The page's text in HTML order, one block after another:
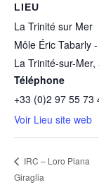
LIEU
La Trinité sur Mer
Môle Éric Tabarly
La Trinité-sur-Mer,
Téléphone
+33 (0)2 97 55 73
Voir Lieu site web
IRC – Loro Piana
Giraglia